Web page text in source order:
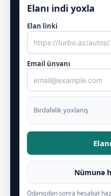
Elanı indi yoxla
Elan linki
Email ünvanı
Birdəfəlik yoxlanış
Nümunə
Ödənişdən sonra hesabat